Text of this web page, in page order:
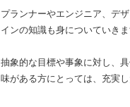
プランナーやエンジニア、デ
インの知識も身についていきま
抽象的な目標や事象に対し、
味がある方にとっては、充実